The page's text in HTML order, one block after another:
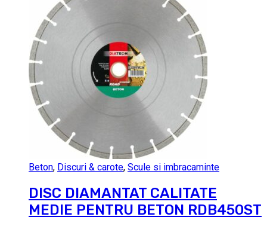
Beton, Discuri & carote, Scule si imbracaminte
DISC DIAMANTAT CALITATE
MEDIE PENTRU BETON RDB450ST